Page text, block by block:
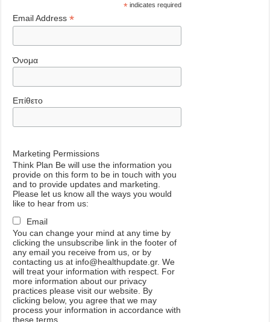
*indicates required
Email Address*
Όνομα
Επίθετο
Marketing Permissions
Think Plan Be will use the information you
provide on this form to be in touch with you
and to provide updates and marketing.
Please let us know all the ways you would
like to hear from us:
Email
You can change your mind at any time by
clicking the unsubscribe link in the footer of
any email you receive from us, or by
contacting us at info@healthupdate.gr. We
will treat your information with respect. For
more information about our privacy
practices please visit our website. By
clicking below, you agree that we may
process your information in accordance with
these terms.